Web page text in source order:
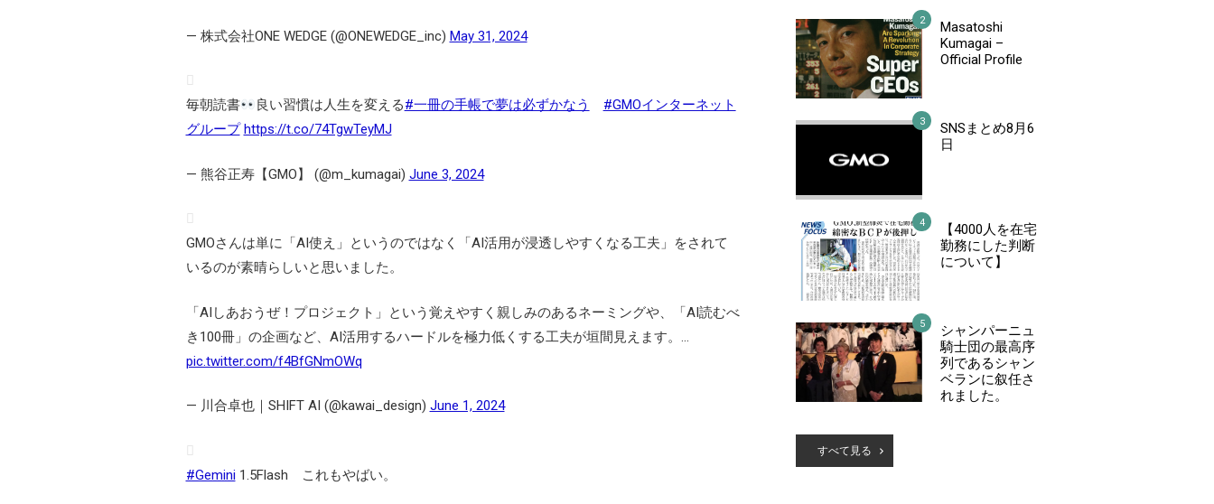
— 株式会社ONE WEDGE (@ONEWEDGE_inc) May 31, 2024
毎朝読書 良い習慣は人生を変える#一冊の手帳で夢は必ずかなう
#GMOインターネット
グループ https://t.co/74TgwTeyMJ
— 熊谷正寿【GMO】 (@m_kumagai) June 3, 2024
GMOさんは単に「AI使え」というのではなく「AI活用が浸透しやすくなる工夫」をされて
いるのが素晴らしいと思いました。
「AIしあおうぜ！プロジェクト」という覚えやすく親しみのあるネーミングや、「AI読むべ
き100冊」の企画など、AI活用するハードルを極力低くする工夫が垣間見えます。…
pic.twitter.com/f4BfGNmOWq
— 川合卓也｜SHIFT AI (@kawai_design) June 1, 2024
#Gemini1.5Flash これもやばい。
Masatoshi
Kumagai –
Official Profile
SNSまとめ8月6
日
【4000人を在宅
勤務にした判断
について】
シャンパーニュ
騎士団の最高序
列であるシャン
ベランに叙任さ
れました。
すべて見る